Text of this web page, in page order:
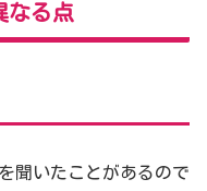
なる点
聞いたことがあるので